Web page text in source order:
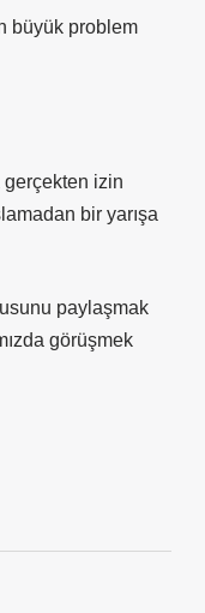
büyük problem
gerçekten izin
bir yarışa
paylaşmak
görüşmek